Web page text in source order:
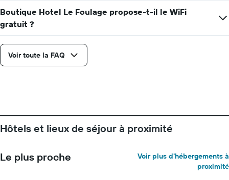
Boutique Hotel Le Foulage propose-t-il le WiFi
gratuit ?
Voir toute la FAQ
Hôtels et lieux de séjour à proximité
Le plus proche
Voir plus d'hébergements à
proximité